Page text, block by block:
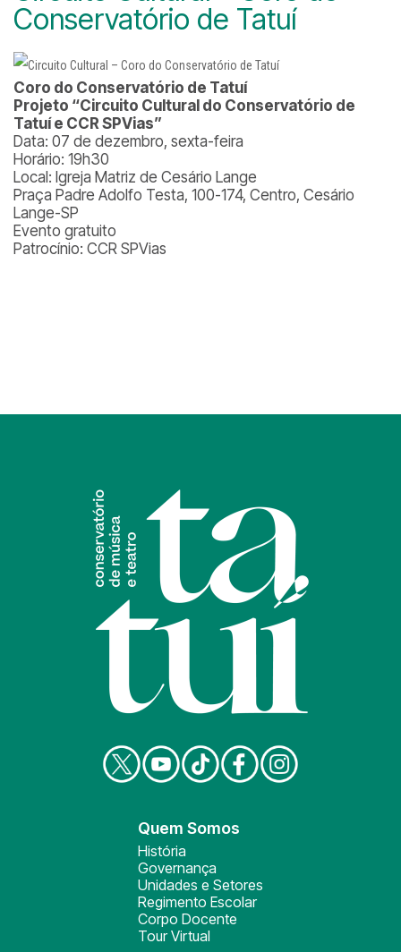
Conservatório de Tatuí
Coro do Conservatório de Tatuí
Projeto “Circuito Cultural do Conservatório de
Tatuí e CCR SPVias”
Data: 07 de dezembro, sexta-feira
Horário: 19h30
Local: Igreja Matriz de Cesário Lange
Praça Padre Adolfo Testa, 100-174, Centro, Cesário
Lange-SP
Evento gratuito
Patrocínio: CCR SPVias
Quem Somos
História
Governança
Unidades e Setores
Regimento Escolar
Corpo Docente
Tour Virtual